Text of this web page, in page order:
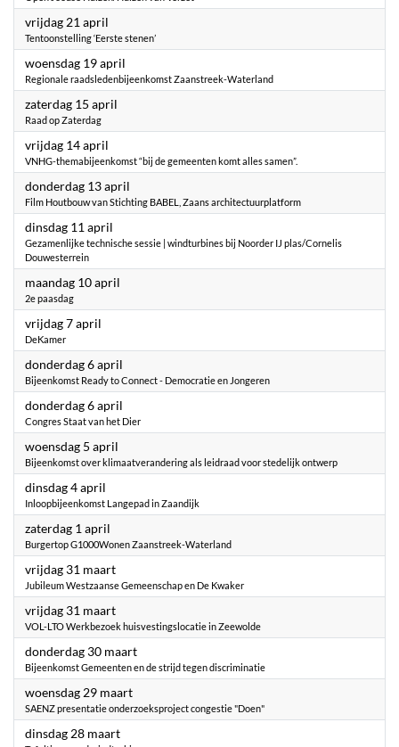
vrijdag 21 april
Tentoonstelling ‘Eerste stenen’
woensdag 19 april
Regionale raadsledenbijeenkomst Zaanstreek-Waterland
zaterdag 15 april
Raad op Zaterdag
vrijdag 14 april
VNHG-themabijeenkomst “bij de gemeenten komt alles samen”.
donderdag 13 april
Film Houtbouw van Stichting BABEL, Zaans architectuurplatform
dinsdag 11 april
Gezamenlijke technische sessie | windturbines bij Noorder IJ plas/Cornelis
Douwesterrein
maandag 10 april
2e paasdag
vrijdag 7 april
DeKamer
donderdag 6 april
Bijeenkomst Ready to Connect - Democratie en Jongeren
donderdag 6 april
Congres Staat van het Dier
woensdag 5 april
Bijeenkomst over klimaatverandering als leidraad voor stedelijk ontwerp
dinsdag 4 april
Inloopbijeenkomst Langepad in Zaandijk
zaterdag 1 april
Burgertop G1000Wonen Zaanstreek-Waterland
vrijdag 31 maart2023
Jubileum Westzaanse Gemeenschap en De Kwaker
vrijdag 31 maart2023
VOL-LTO Werkbezoek huisvestingslocatie in Zeewolde
donderdag 30 maart2023
Bijeenkomst Gemeenten en de strijd tegen discriminatie
woensdag 29 maart2023
SAENZ presentatie onderzoeksproject congestie "Doen"
dinsdag 28 maart2023